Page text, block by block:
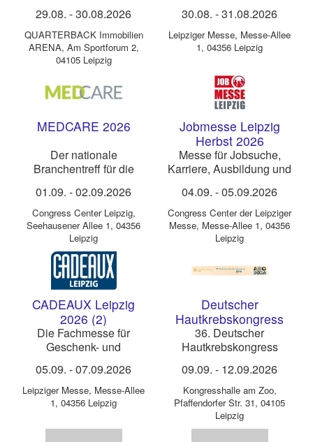
29.08. -30.08.2026
QUARTERBACK Immobilien
ARENA, Am Sportforum 2,
04105 Leipzig
30.08. -31.08.2026
Leipziger Messe, Messe-Allee
1, 04356 Leipzig
MEDCARE 2026
Der nationale
Branchentreff für die
Versorgung
01.09. -02.09.2026
Congress Center Leipzig,
Seehausener Allee 1, 04356
Leipzig
Jobmesse Leipzig
Herbst 2026
Messe für Jobsuche,
Karriere, Ausbildung und
04.09. -05.09.2026
Congress Center der Leipziger
Messe, Messe-Allee 1, 04356
Leipzig
CADEAUX Leipzig
2026 (2)
Die Fachmesse für
Geschenk- und
05.09. -07.09.2026
Leipziger Messe, Messe-Allee
1, 04356 Leipzig
Deutscher
Hautkrebskongress
2026
36. Deutscher
Hautkrebskongress
09.09. - 12.09.2026
Kongresshalle am Zoo,
Pfaffendorfer Str. 31, 04105
Leipzig